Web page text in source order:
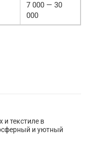
7 000 — 30
000
и текстиле в
и уютный